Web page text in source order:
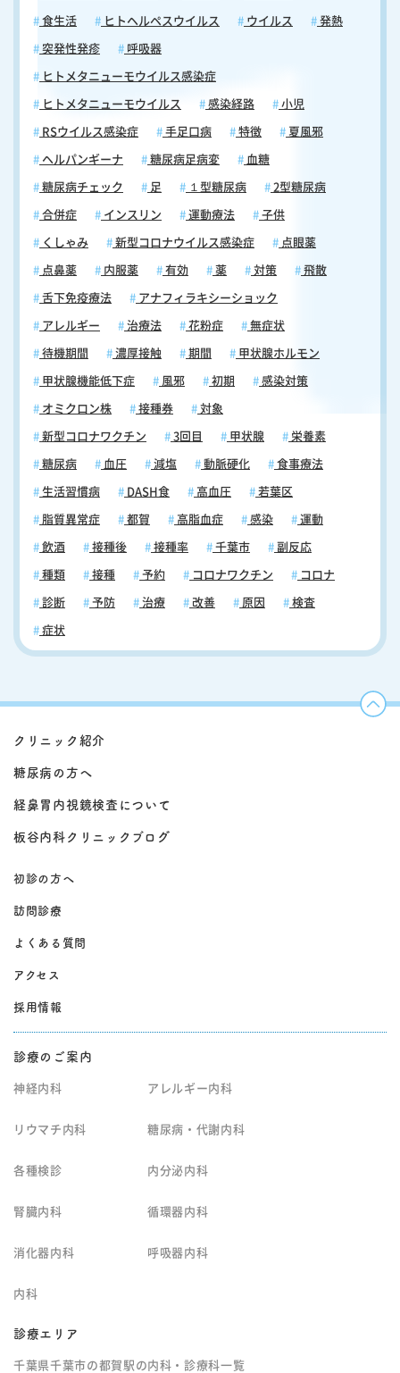
食生活 ヒトヘルペスウイルス ウイルス 発熱
突発性発疹 呼吸器
ヒトメタニューモウイルス感染症
ヒトメタニューモウイルス 感染経路 小児
RSウイルス感染症 手足口病 特徴 夏風邪
ヘルパンギーナ 糖尿病足病変 血糖
糖尿病チェック 足 １型糖尿病 2型糖尿病
合併症 インスリン 運動療法 子供
くしゃみ 新型コロナウイルス感染症 点眼薬
点鼻薬 内服薬 有効 薬 対策 飛散
舌下免疫療法 アナフィラキシーショック
アレルギー 治療法 花粉症 無症状
待機期間 濃厚接触 期間 甲状腺ホルモン
甲状腺機能低下症 風邪 初期 感染対策
オミクロン株 接種券 対象
新型コロナワクチン 3回目 甲状腺 栄養素
糖尿病 血圧 減塩 動脈硬化 食事療法
生活習慣病 DASH食 高血圧 若葉区
脂質異常症 都賀 高脂血症 感染 運動
飲酒 接種後 接種率 千葉市 副反応
種類 接種 予約 コロナワクチン コロナ
診断 予防 治療 改善 原因 検査
症状
クリニック紹介
糖尿病の方へ
経鼻胃内視鏡検査について
板谷内科クリニックブログ
初診の方へ
訪問診療
よくある質問
アクセス
採用情報
診療のご案内
神経内科 アレルギー内科
リウマチ内科 糖尿病・代謝内科
各種検診 内分泌内科
腎臓内科 循環器内科
消化器内科 呼吸器内科
内科
診療エリア
千葉県千葉市の都賀駅の内科・診療科一覧